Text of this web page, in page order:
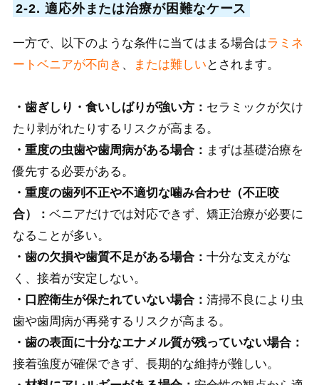
2-2. 適応外または治療が困難なケース
一方で、以下のような条件に当てはまる場合はラミネ
ートベニアが不向き 、 または難しい とされます。
・歯ぎしり・食いしばりが強い方： セラミックが欠け
たり剥がれたりするリスクが高まる。
・重度の虫歯や歯周病がある場合： まずは基礎治療を
優先する必要がある。
・重度の歯列不正や不適切な噛み合わせ（不正咬
合）： ベニアだけでは対応できず、矯正治療が必要に
なることが多い。
・歯の欠損や歯質不足がある場合： 十分な支えがな
く、接着が安定しない。
・口腔衛生が保たれていない場合： 清掃不良により虫
歯や歯周病が再発するリスクが高まる。
・歯の表面に十分なエナメル質が残っていない場合：
接着強度が確保できず、長期的な維持が難しい。